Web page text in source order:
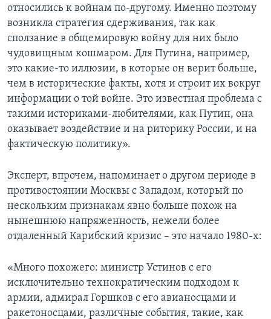
относились к войнам по-другому. Именно поэтому
возникла стратегия сдерживания, так как
сползание в общемировую войну для них было
чудовищным кошмаром. Для Путина, например,
это какие-то иллюзии, в которые он верит больше,
чем в исторические факты, хотя и строит их вокруг
информации о той войне. Это известная проблема с
такими историками-любителями, как Путин, она
оказывает воздействие и на риторику России, и на
фактическую политику».
Эксперт, впрочем, напоминает о другом периоде в
противостоянии Москвы с Западом, который по
нескольким признакам явно больше похож на
нынешнюю напряженность, нежели более
отдаленный Карибский кризис – это начало 1980-х:
«Много похожего: министр Устинов с его
исключительно технократическим подходом к
армии, адмирал Горшков с его авианосцами и
ракетоносцами, различные события, такие, как